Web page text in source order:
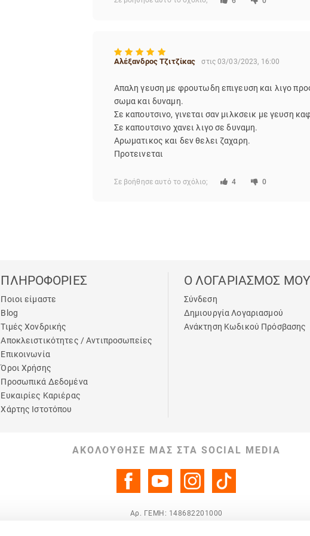
Μια τίμια επιλογή αν θέλετε κάτι σε ιταλικό στυλ.
Αλέξανδρος Τζιτζίκας στις 03/03/2023, 16:00
Απαλη γευση με φρουτωδη επιγευση και λιγο
σωμα και δυναμη.
Σε καπουτσινο, γινεται σαν μιλκσεικ με γευση
Σε καπουτσινο χανει λιγο σε δυναμη.
Αρωματικος και δεν θελει ζαχαρη.
Προτεινεται
Σε βοήθησε αυτό το σχόλιο; 4 0
ΠΛΗΡΟΦΟΡΙΕΣ
Ποιοι είμαστε
Blog
Τιμές Χονδρικής
Αποκλειστικότητες / Αντιπροσωπείες
Επικοινωνία
Όροι Χρήσης
Προσωπικά Δεδομένα
Ευκαιρίες Καριέρας
Χάρτης Ιστοτόπου
Ο ΛΟΓΑΡΙΑΣΜΟΣ ΜΟΥ
Σύνδεση
Δημιουργία Λογαριασμού
Ανάκτηση Κωδικού Πρόσβασης
ΑΚΟΛΟΎΘΗΣΈ ΜΑΣ ΣΤΑ SOCIAL MEDIA
Αρ. ΓΕΜΗ: 148682201000